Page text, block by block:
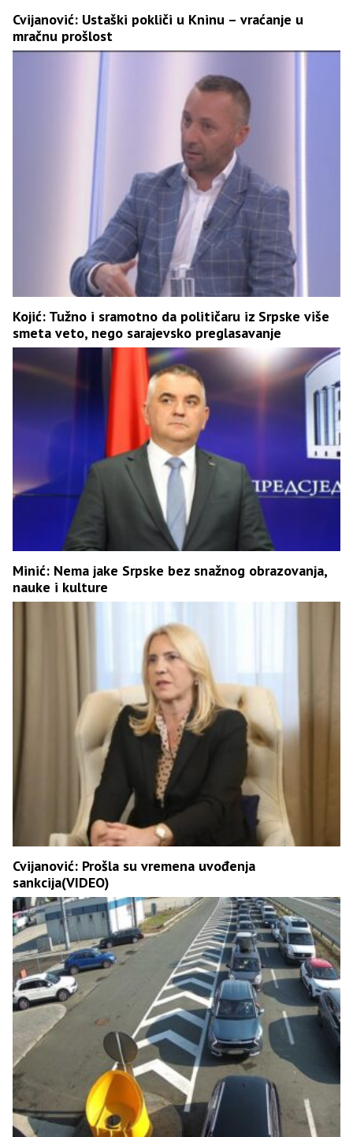
Cvijanović: Ustaški pokliči u Kninu – vraćanje u
mračnu prošlost
Kojić: Tužno i sramotno da političaru iz Srpske više
smeta veto, nego sarajevsko preglasavanje
Minić: Nema jake Srpske bez snažnog obrazovanja,
nauke i kulture
Cvijanović: Prošla su vremena uvođenja
sankcija(VIDEO)